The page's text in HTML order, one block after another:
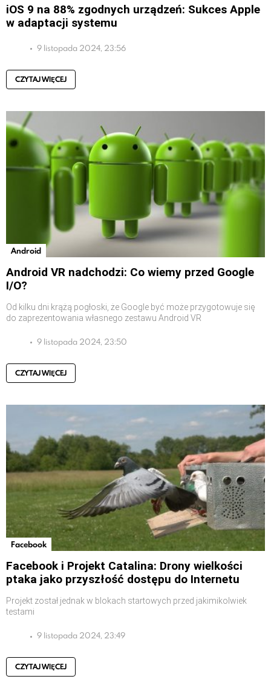
iOS 9 na 88% zgodnych urządzeń: Sukces Apple
w adaptacji systemu
9 listopada 2024, 23:56
CZYTAJ WIĘCEJ
Android
Android VR nadchodzi: Co wiemy przed Google
I/O?
Od kilku dni krążą pogłoski, że Google być może przygotowuje się
do zaprezentowania własnego zestawu Android VR
9 listopada 2024, 23:50
CZYTAJ WIĘCEJ
Facebook
Facebook i Projekt Catalina: Drony wielkości
ptaka jako przyszłość dostępu do Internetu
Projekt został jednak w blokach startowych przed jakimikolwiek
testami
9 listopada 2024, 23:49
CZYTAJ WIĘCEJ